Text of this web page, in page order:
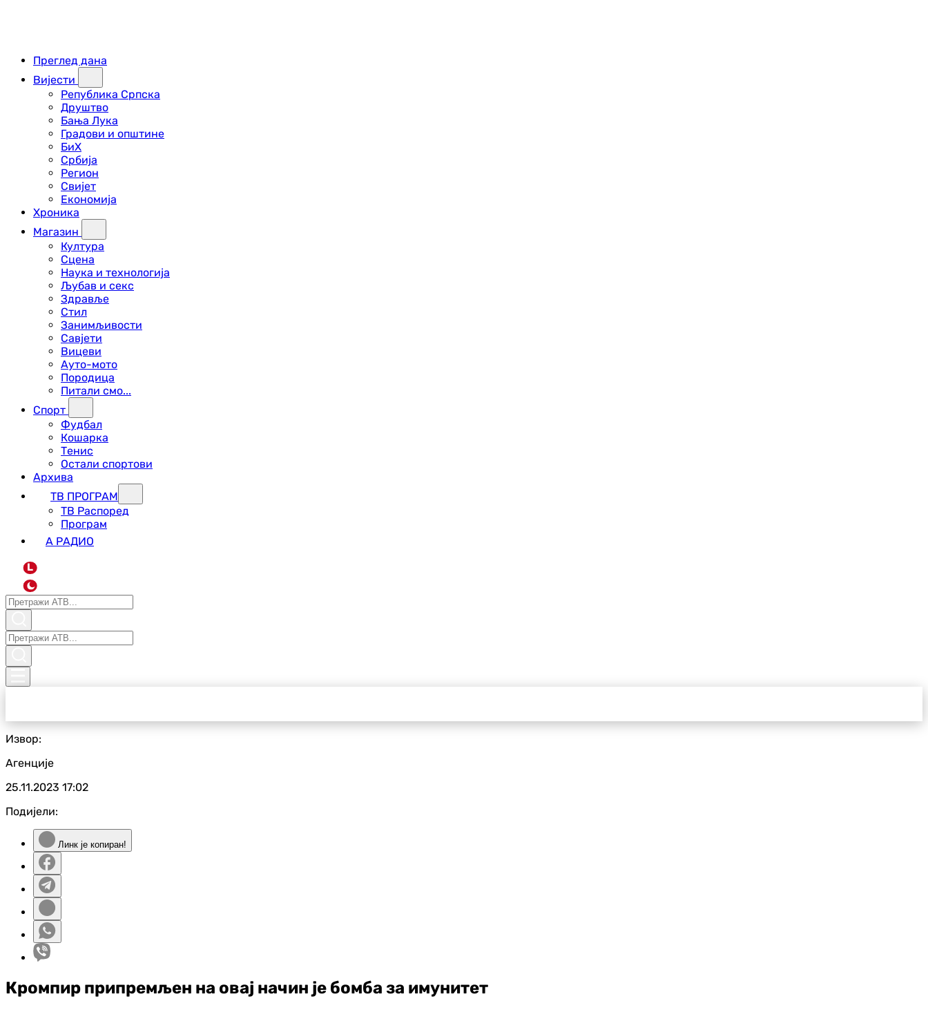
Преглед дана
Вијести
Република Српска
Друштво
Бања Лука
Градови и општине
БиХ
Србија
Регион
Свијет
Економија
Хроника
Магазин
Култура
Сцена
Наука и технологија
Љубав и секс
Здравље
Стил
Занимљивости
Савјети
Вицеви
Ауто-мото
Породица
Питали смо...
Спорт
Фудбал
Кошарка
Тенис
Остали спортови
Архива
ТВ ПРОГРАМ
ТВ Распоред
Програм
А РАДИО
L
Извор:
Агенције
25.11.2023 17:02
Подијели:
Линк је копиран!
Кромпир припремљен на овај начин је бомба за имунитет